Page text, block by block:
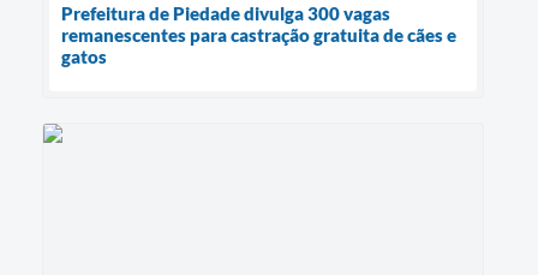
Prefeitura de Piedade divulga 300 vagas
remanescentes para castração gratuita de cães e
gatos